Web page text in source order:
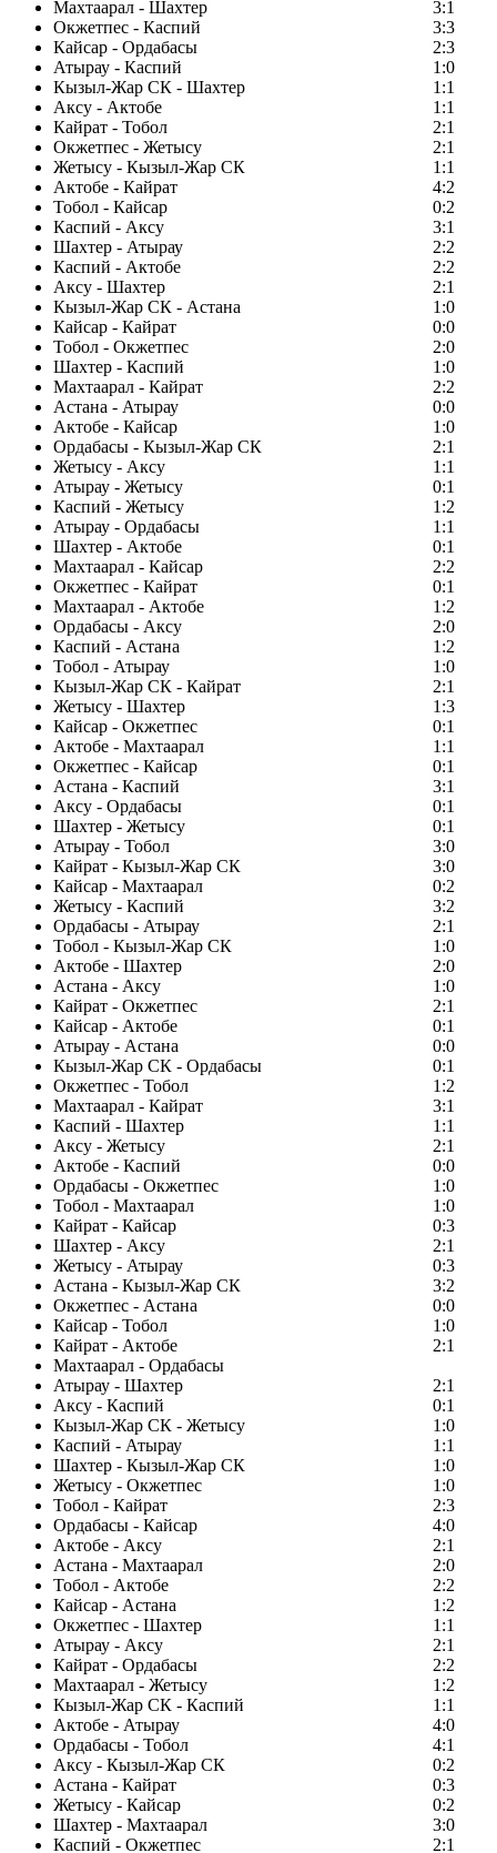
Махтаарал - Шахтер
3:1
Окжетпес - Каспий
3:3
Кайсар - Ордабасы
2:3
Атырау - Каспий
1:0
Кызыл-Жар СК - Шахтер
1:1
Аксу - Актобе
1:1
Кайрат - Тобол
2:1
Окжетпес - Жетысу
2:1
Жетысу - Кызыл-Жар СК
1:1
Актобе - Кайрат
4:2
Тобол - Кайсар
0:2
Каспий - Аксу
3:1
Шахтер - Атырау
2:2
Каспий - Актобе
2:2
Аксу - Шахтер
2:1
Кызыл-Жар СК - Астана
1:0
Кайсар - Кайрат
0:0
Тобол - Окжетпес
2:0
Шахтер - Каспий
1:0
Махтаарал - Кайрат
2:2
Астана - Атырау
0:0
Актобе - Кайсар
1:0
Ордабасы - Кызыл-Жар СК
2:1
Жетысу - Аксу
1:1
Атырау - Жетысу
0:1
Каспий - Жетысу
1:2
Атырау - Ордабасы
1:1
Шахтер - Актобе
0:1
Махтаарал - Кайсар
2:2
Окжетпес - Кайрат
0:1
Махтаарал - Актобе
1:2
Ордабасы - Аксу
2:0
Каспий - Астана
1:2
Тобол - Атырау
1:0
Кызыл-Жар СК - Кайрат
2:1
Жетысу - Шахтер
1:3
Кайсар - Окжетпес
0:1
Актобе - Махтаарал
1:1
Окжетпес - Кайсар
0:1
Астана - Каспий
3:1
Аксу - Ордабасы
0:1
Шахтер - Жетысу
0:1
Атырау - Тобол
3:0
Кайрат - Кызыл-Жар СК
3:0
Кайсар - Махтаарал
0:2
Жетысу - Каспий
3:2
Ордабасы - Атырау
2:1
Тобол - Кызыл-Жар СК
1:0
Актобе - Шахтер
2:0
Астана - Аксу
1:0
Кайрат - Окжетпес
2:1
Кайсар - Актобе
0:1
Атырау - Астана
0:0
Кызыл-Жар СК - Ордабасы
0:1
Окжетпес - Тобол
1:2
Махтаарал - Кайрат
3:1
Каспий - Шахтер
1:1
Аксу - Жетысу
2:1
Актобе - Каспий
0:0
Ордабасы - Окжетпес
1:0
Тобол - Махтаарал
1:0
Кайрат - Кайсар
0:3
Шахтер - Аксу
2:1
Жетысу - Атырау
0:3
Астана - Кызыл-Жар СК
3:2
Окжетпес - Астана
0:0
Кайсар - Тобол
1:0
Кайрат - Актобе
2:1
Махтаарал - Ордабасы
Атырау - Шахтер
2:1
Аксу - Каспий
0:1
Кызыл-Жар СК - Жетысу
1:0
Каспий - Атырау
1:1
Шахтер - Кызыл-Жар СК
1:0
Жетысу - Окжетпес
1:0
Тобол - Кайрат
2:3
Ордабасы - Кайсар
4:0
Актобе - Аксу
2:1
Астана - Махтаарал
2:0
Тобол - Актобе
2:2
Кайсар - Астана
1:2
Окжетпес - Шахтер
1:1
Атырау - Аксу
2:1
Кайрат - Ордабасы
2:2
Махтаарал - Жетысу
1:2
Кызыл-Жар СК - Каспий
1:1
Актобе - Атырау
4:0
Ордабасы - Тобол
4:1
Аксу - Кызыл-Жар СК
0:2
Астана - Кайрат
0:3
Жетысу - Кайсар
0:2
Шахтер - Махтаарал
3:0
Каспий - Окжетпес
2:1